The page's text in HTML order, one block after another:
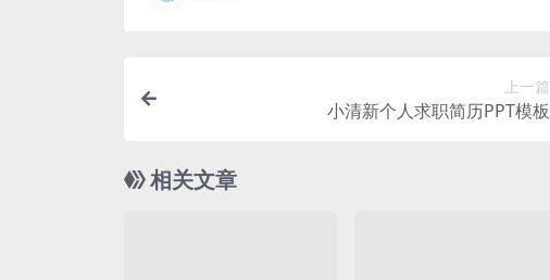
上一篇
小清新个人求职简历PPT模板
相关文章